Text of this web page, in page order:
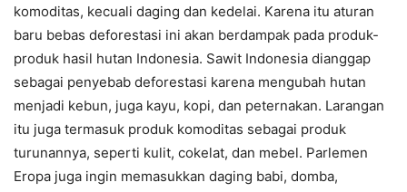
komoditas, kecuali daging dan kedelai. Karena itu aturan
baru bebas deforestasi ini akan berdampak pada produk-
produk hasil hutan Indonesia. Sawit Indonesia dianggap
sebagai penyebab deforestasi karena mengubah hutan
menjadi kebun, juga kayu, kopi, dan peternakan. Larangan
itu juga termasuk produk komoditas sebagai produk
turunannya, seperti kulit, cokelat, dan mebel. Parlemen
Eropa juga ingin memasukkan daging babi, domba,